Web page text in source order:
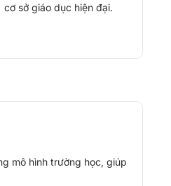
cơ sở giáo dục hiện đại.
mô hình trường học, giúp